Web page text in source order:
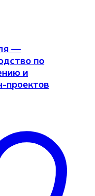
—
по
и
проектов